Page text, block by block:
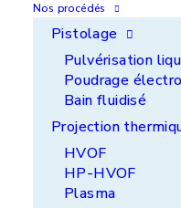
Nos procédés
Pistolage
Pulvérisation
Poudrage
Bain fluidisé
Projection
HVOF
HP-HVOF
Plasma
L'enjeu
Remettre en
décanteur-séparateur
Notre
Rechargement en
sulfamate et